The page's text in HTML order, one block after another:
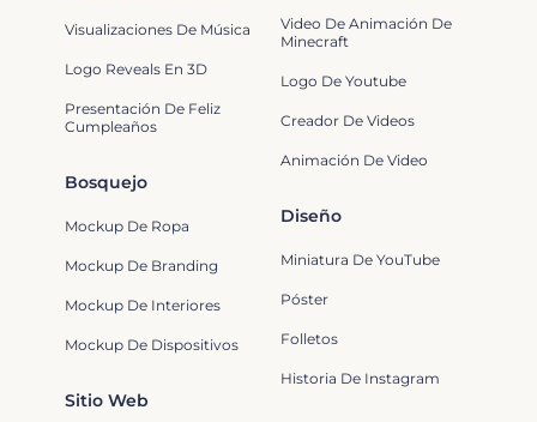
Bosquejo
Mockup De Ropa
Mockup De Branding
Mockup De Interiores
Mockup De Dispositivos
Diseño
Miniatura De YouTube
Póster
Folletos
Historia De Instagram
Video De Animación De
Minecraft
Logo De Youtube
Creador De Videos
Animación De Video
Visualizaciones De Música
Logo Reveals En 3D
Presentación De Feliz
Cumpleaños
Sitio Web